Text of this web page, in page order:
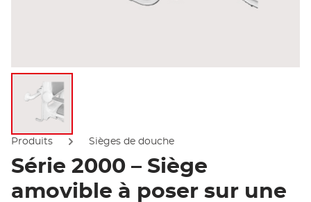
Afficher l'image
Produits Sièges de douche
Série 2000 – Siège
amovible à poser sur une